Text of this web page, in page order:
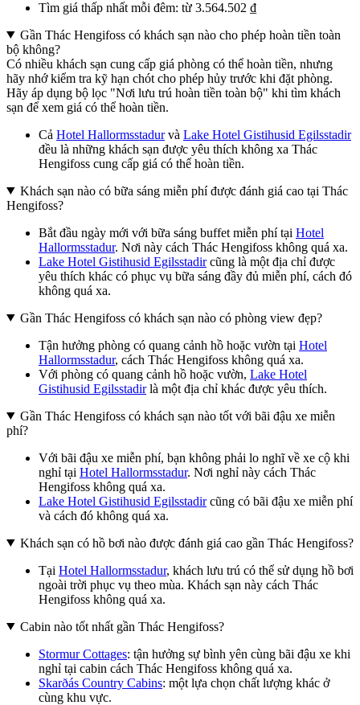
Tìm giá thấp nhất mỗi đêm: từ 3.564.502 ₫
Gần Thác Hengifoss có khách sạn nào cho phép hoàn tiền toàn
bộ không?
Có nhiều khách sạn cung cấp giá phòng có thể hoàn tiền, nhưng
hãy nhớ kiểm tra kỹ hạn chót cho phép hủy trước khi đặt phòng.
Hãy áp dụng bộ lọc "Nơi lưu trú hoàn tiền toàn bộ" khi tìm khách
sạn để xem giá có thể hoàn tiền.
Cả Hotel Hallormsstadurvà Lake Hotel Gistihusid Egilsstadir
đều là những khách sạn được yêu thích không xa Thác
Hengifoss cung cấp giá có thể hoàn tiền.
Khách sạn nào có bữa sáng miễn phí được đánh giá cao tại Thác
Hengifoss?
Bắt đầu ngày mới với bữa sáng buffet miễn phí tại Hotel
Hallormsstadur. Nơi này cách Thác Hengifoss không quá xa.
Lake Hotel Gistihusid Egilsstadircũng là một địa chỉ được
yêu thích khác có phục vụ bữa sáng đầy đủ miễn phí, cách đó
không quá xa.
Gần Thác Hengifoss có khách sạn nào có phòng view đẹp?
Tận hưởng phòng có quang cảnh hồ hoặc vườn tại Hotel
Hallormsstadur, cách Thác Hengifoss không quá xa.
Với phòng có quang cảnh hồ hoặc vườn, Lake Hotel
Gistihusid Egilsstadirlà một địa chỉ khác được yêu thích.
Gần Thác Hengifoss có khách sạn nào tốt với bãi đậu xe miễn
phí?
Với bãi đậu xe miễn phí, bạn không phải lo nghĩ về xe cộ khi
nghỉ tại Hotel Hallormsstadur. Nơi nghỉ này cách Thác
Hengifoss không quá xa.
Lake Hotel Gistihusid Egilsstadircũng có bãi đậu xe miễn phí
và cách đó không quá xa.
Khách sạn có hồ bơi nào được đánh giá cao gần Thác Hengifoss?
Tại Hotel Hallormsstadur, khách lưu trú có thể sử dụng hồ bơi
ngoài trời phục vụ theo mùa. Khách sạn này cách Thác
Hengifoss không quá xa.
Cabin nào tốt nhất gần Thác Hengifoss?
Stormur Cottages: tận hưởng sự bình yên cùng bãi đậu xe khi
nghỉ tại cabin cách Thác Hengifoss không quá xa.
Skarðás Country Cabins: một lựa chọn chất lượng khác ở
cùng khu vực.